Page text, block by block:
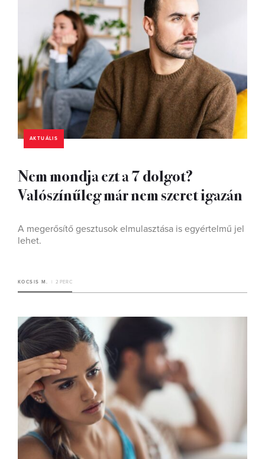
AKTUÁLIS
Nem mondja ezt a 7 dolgot?
Valószínűleg már nem szeret igazán
A megerősítő gesztusok elmulasztása is egyértelmű jel
lehet.
KOCSIS M. 2 PERC